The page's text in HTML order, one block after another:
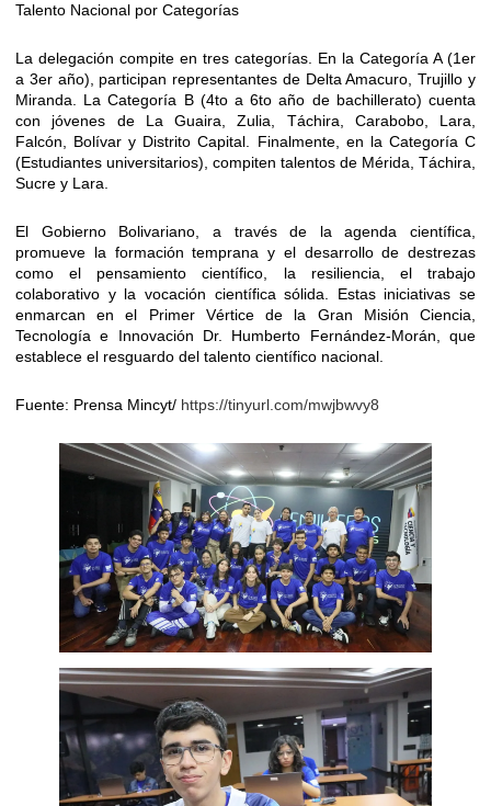
​Talento Nacional por Categorías
​La delegación compite en tres categorías. En la Categoría A (1er
a 3er año), participan representantes de Delta Amacuro, Trujillo y
Miranda. La Categoría B (4to a 6to año de bachillerato) cuenta
con jóvenes de La Guaira, Zulia, Táchira, Carabobo, Lara,
Falcón, Bolívar y Distrito Capital. Finalmente, en la Categoría C
(Estudiantes universitarios), compiten talentos de Mérida, Táchira,
Sucre y Lara.
​El Gobierno Bolivariano, a través de la agenda científica,
promueve la formación temprana y el desarrollo de destrezas
como el pensamiento científico, la resiliencia, el trabajo
colaborativo y la vocación científica sólida. Estas iniciativas se
enmarcan en el Primer Vértice de la Gran Misión Ciencia,
Tecnología e Innovación Dr. Humberto Fernández-Morán, que
establece el resguardo del talento científico nacional.
​Fuente: Prensa Mincyt/ https://tinyurl.com/mwjbwvy8